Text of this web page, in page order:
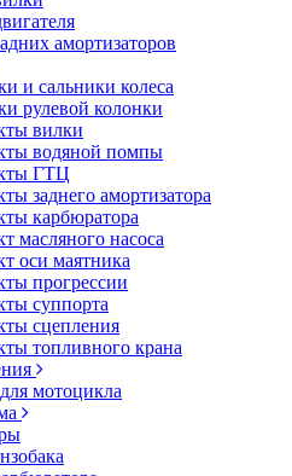
амортизаторов
и сальники колеса
рулевой колонки
вилки
водяной помпы
ГТЦ
заднего амортизатора
карбюратора
масляного насоса
оси маятника
прогрессии
суппорта
сцепления
топливного крана
мотоцикла